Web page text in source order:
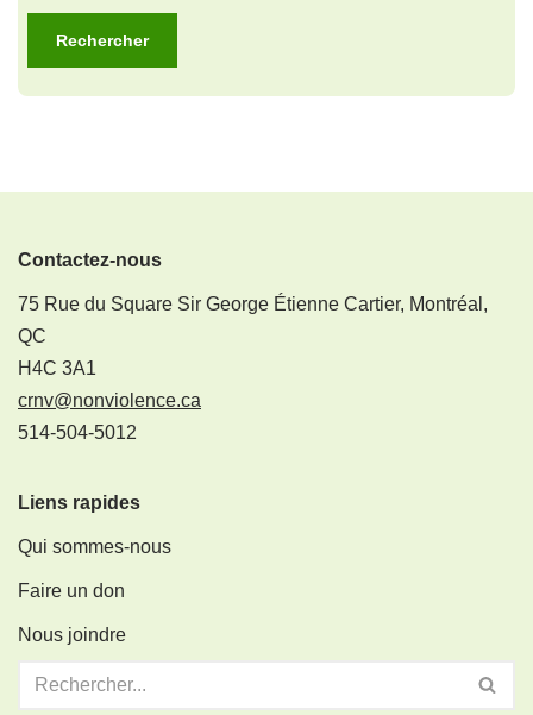
Contactez-nous
75 Rue du Square Sir George Étienne Cartier, Montréal,
QC
H4C 3A1
crnv@nonviolence.ca
514-504-5012
Liens rapides
Qui sommes-nous
Faire un don
Nous joindre